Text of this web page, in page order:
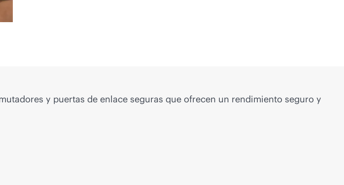
y puertas de enlace seguras que ofrecen un rendimiento seguro y